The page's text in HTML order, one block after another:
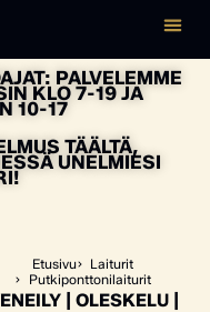
PALVELEMME
KLO 7-19 JA
10-17
TÄÄLTÄ,
UNELMIESI
Etusivu
Laiturit
Putkiponttoni­laiturit
| OLESKELU |